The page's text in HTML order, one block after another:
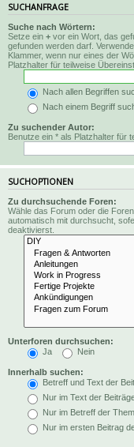
SUCHANFRAGE
Suche nach Wörtern:
Setze ein + vor ein Wort, das
gefunden werden darf.
Klammer, wenn nur eines der
Platzhalter für teilweise
Nach allen Begriffen
Nach einem Begriff
Zu suchender Autor:
Benutze ein * als Platzhalter für
SUCHOPTIONEN
Zu durchsuchende Foren:
Wähle das Forum oder die
automatisch mit durchsucht,
deaktivierst.
Unterforen durchsuchen:
Ja
Nein
Innerhalb suchen:
Betreff und Text der
Nur im Text der
Nur im Betreff der
Nur im ersten Beitrag